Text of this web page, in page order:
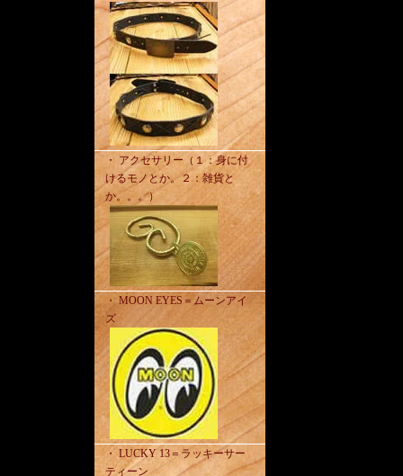
・ アクセサリー（１：身に付
けるモノとか。２：雑貨と
か。。。）
・ MOON EYES＝ムーンアイ
ズ
・ LUCKY 13＝ラッキーサー
ティーン